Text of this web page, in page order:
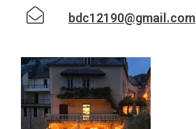
bdc12190@gmail.com